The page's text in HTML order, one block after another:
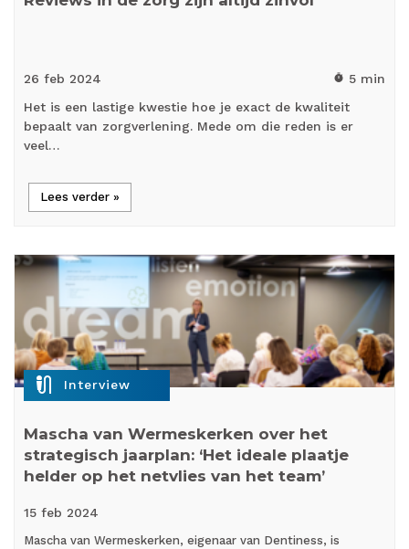
26 feb 2024 timer 5 min
Het is een lastige kwestie hoe je exact de kwaliteit
bepaalt van zorgverlening. Mede om die reden is er
veel…
Lees verder »
mic_external_on Interview
Mascha van Wermeskerken over het
strategisch jaarplan: ‘Het ideale plaatje
helder op het netvlies van het team’
15 feb 2024
Mascha van Wermeskerken, eigenaar van Dentiness, is